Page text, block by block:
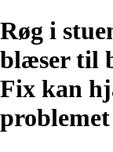
Røg i
blæser til
Fix kan
problemet